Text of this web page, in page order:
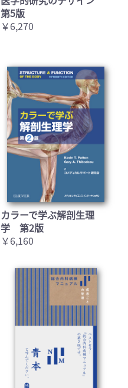
第5版
￥6,270
カラーで学ぶ解剖生理
学 第2版
￥6,160